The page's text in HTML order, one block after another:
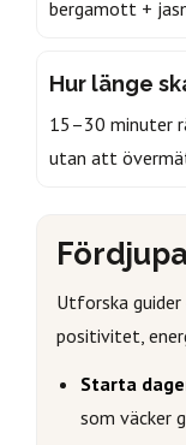
bergamott +
Hur länge
15–30 minuter
utan att
Utforska
positivitet,
Starta
som väcker